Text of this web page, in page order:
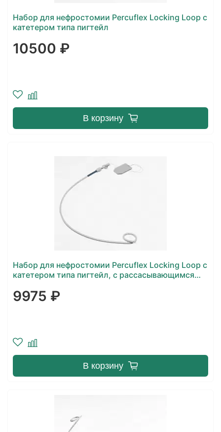
Набор для нефростомии Percuflex Locking Loop с
катетером типа пигтейл
10500 ₽
В корзину
Набор для нефростомии Percuflex Locking Loop с
катетером типа пигтейл, c рассасывающимся
9975 ₽
В корзину